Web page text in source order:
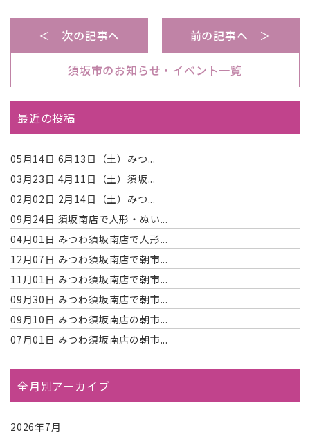
＜ 次の記事へ
須坂市のお知らせ・イベント一覧
前の記事へ ＞
最近の投稿
05月14日 6月13日（土）みつ...
03月23日 4月11日（土）須坂...
02月02日 2月14日（土）みつ...
09月24日 須坂南店で人形・ぬい...
04月01日 みつわ須坂南店で人形...
12月07日 みつわ須坂南店で朝市...
11月01日 みつわ須坂南店で朝市...
09月30日 みつわ須坂南店で朝市...
09月10日 みつわ須坂南店の朝市...
07月01日 みつわ須坂南店の朝市...
全月別アーカイブ
2026年7月